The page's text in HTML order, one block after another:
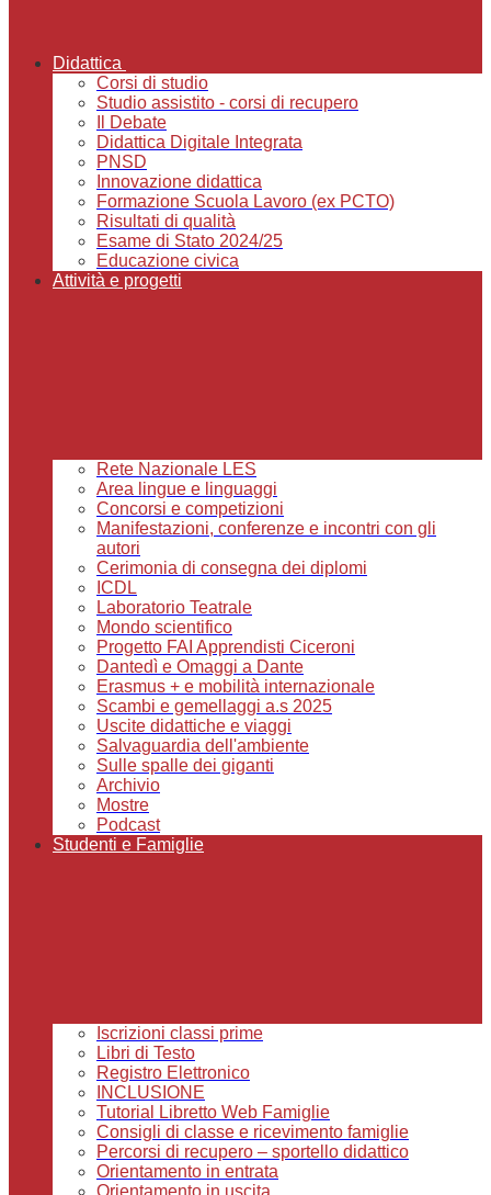
Didattica
Corsi di studio
Studio assistito - corsi di recupero
Il Debate
Didattica Digitale Integrata
PNSD
Innovazione didattica
Formazione Scuola Lavoro (ex PCTO)
Risultati di qualità
Esame di Stato 2024/25
Educazione civica
Attività e progetti
Rete Nazionale LES
Area lingue e linguaggi
Concorsi e competizioni
Manifestazioni, conferenze e incontri con gli
autori
Cerimonia di consegna dei diplomi
ICDL
Laboratorio Teatrale
Mondo scientifico
Progetto FAI Apprendisti Ciceroni
Dantedì e Omaggi a Dante
Erasmus + e mobilità internazionale
Scambi e gemellaggi a.s 2025
Uscite didattiche e viaggi
Salvaguardia dell'ambiente
Sulle spalle dei giganti
Archivio
Mostre
Podcast
Studenti e Famiglie
Iscrizioni classi prime
Libri di Testo
Registro Elettronico
INCLUSIONE
Tutorial Libretto Web Famiglie
Consigli di classe e ricevimento famiglie
Percorsi di recupero – sportello didattico
Orientamento in entrata